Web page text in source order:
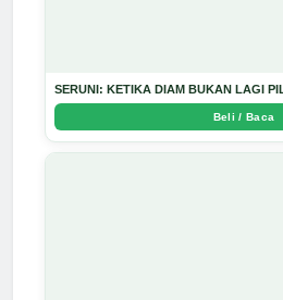
SERUNI: KETIKA DIAM BUKAN LAGI
Beli / Baca